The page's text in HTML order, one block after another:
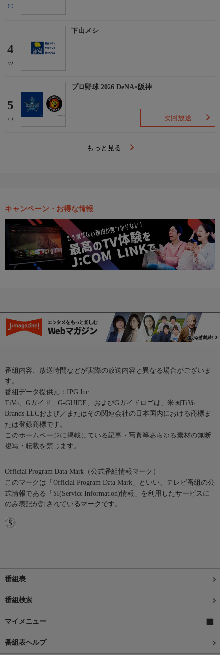
(2)
4
(-)
下山メシ
5
(-)
プロ野球 2026 DeNA×阪神
次回放送
もっと見る
キャンペーン・お得な情報
番組内容、放送時間などが実際の放送内容と異なる場合がございま
す。
番組データ提供元：IPG Inc.
TiVo、Gガイド、G-GUIDE、およびGガイドロゴは、米国TiVo
Brands LLCおよび／またはその関連会社の日本国内における商標ま
たは登録商標です。
このホームページに掲載している記事・写真等あらゆる素材の無断
複写・転載を禁じます。
Official Program Data Mark（公式番組情報マーク）
このマークは「Official Program Data Mark」といい、テレビ番組の公
式情報である「SI(Service Information)情報」を利用したサービスに
のみ表記が許されているマークです。
番組表
番組検索
マイメニュー
番組表ヘルプ